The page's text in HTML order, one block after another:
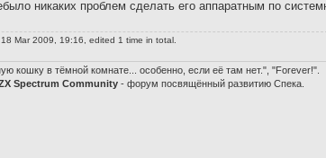
никаких проблем сделать его аппаратным по
Mar 2009, 19:16, edited 1 time in total.
кошку в тёмной комнате... особенно, если её там нет.", "Forever!".
Spectrum Community - форум посвящённый развитию Спека.